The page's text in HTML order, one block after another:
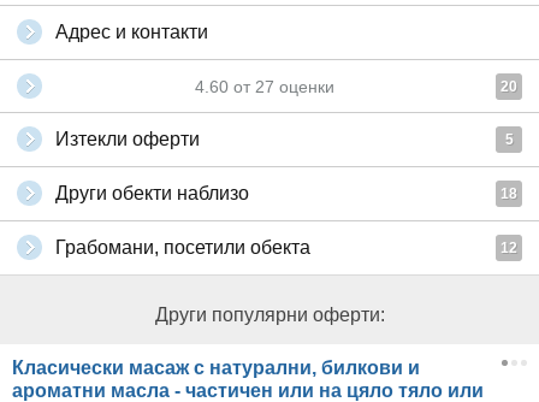
Адрес и контакти
4.60 от 27 оценки 20
Изтекли оферти 5
Други обекти наблизо 18
Грабомани, посетили обекта 12
Други популярни оферти:
Класически масаж с натурални, билкови и
ароматни масла - частичен или на цяло тяло или